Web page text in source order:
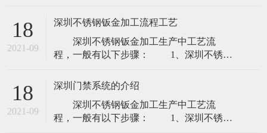
工、金属粘结、金属拉拔、等离子切割、
型、模锻、水喷射切割来制作的。 国外
某专业期
18
2021-09
深圳不锈钢钣金加工流程工艺
深圳不锈钢钣金加工生产中工艺流
程，一般有以下步骤： 1、深圳不锈钢
工初始，也是必经的工艺，下料分为激光
并不是所有产品都需要刨坑，一般客户指
定要求刨坑，才用的上刨坑 3、折弯：
18
2021-09
深圳门禁系统的介绍
深圳不锈钢钣金加工生产中工艺流
程，一般有以下步骤： 1、深圳不锈钢